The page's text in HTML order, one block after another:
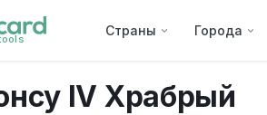
Страны Города
IV Храбрый